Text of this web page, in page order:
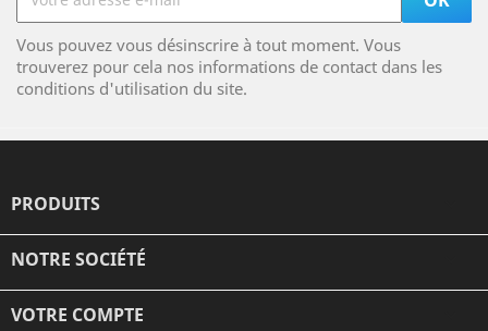
Vous pouvez vous désinscrire à tout moment. Vous
trouverez pour cela nos informations de contact dans les
conditions d'utilisation du site.
PRODUITS
NOTRE SOCIÉTÉ
VOTRE COMPTE